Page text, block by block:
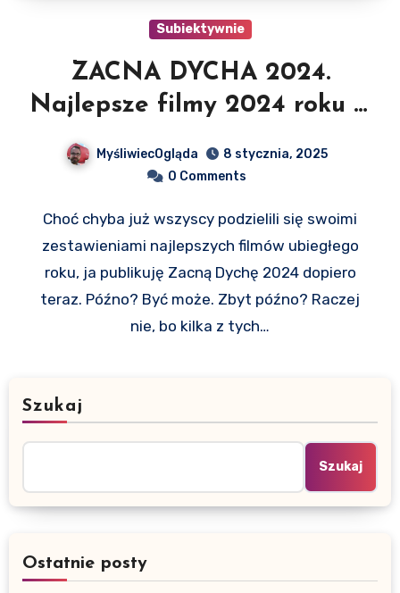
Subiektywnie
ZACNA DYCHA 2024.
Najlepsze filmy 2024 roku w
MyśliwiecOgląda
8 stycznia, 2025
0 Comments
Choć chyba już wszyscy podzielili się swoimi
zestawieniami najlepszych filmów ubiegłego
roku, ja publikuję Zacną Dychę 2024 dopiero
teraz. Późno? Być może. Zbyt późno? Raczej
nie, bo kilka z tych…
Szukaj
Szukaj
Ostatnie posty